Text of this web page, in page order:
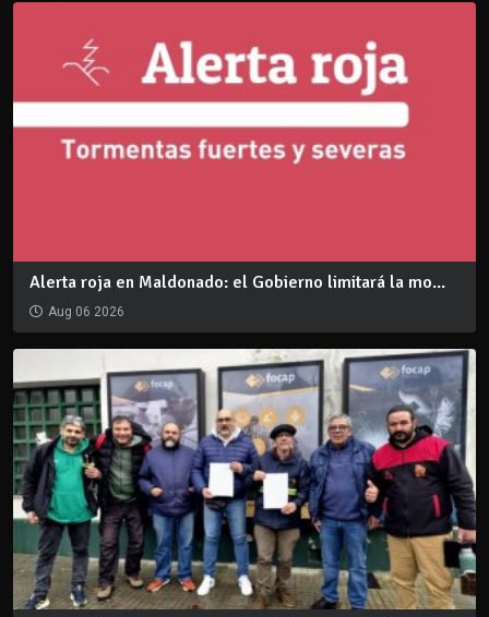
Alerta roja en Maldonado: el Gobierno limitará la mo...
Aug 06 2026